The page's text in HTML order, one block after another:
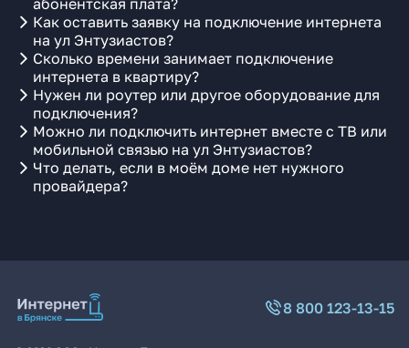
абонентская плата?
Как оставить заявку на подключение интернета
на ул Энтузиастов?
Сколько времени занимает подключение
интернета в квартиру?
Нужен ли роутер или другое оборудование для
подключения?
Можно ли подключить интернет вместе с ТВ или
мобильной связью на ул Энтузиастов?
Что делать, если в моём доме нет нужного
провайдера?
8 800 123-13-15